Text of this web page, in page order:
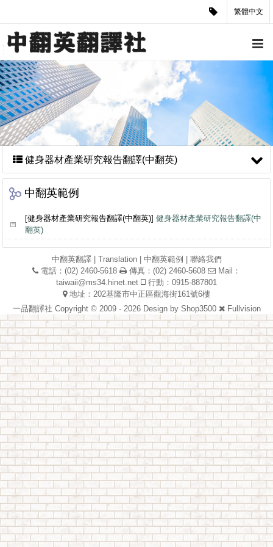
繁體中文
健身器材產業研究報告翻譯(中翻英)
中翻英範例
[健身器材產業研究報告翻譯(中翻英)] 健身器材產業研究報告翻譯(中
翻英)
中翻英翻譯| Translation| 中翻英範例
聯絡我們
電話：(02) 2460-5618
傳真：(02) 2460-5608
Mail：
taiwaii@ms34.hinet.net
行動：0915-887801
地址：202基隆市中正區觀海街161號6樓
一品翻譯社 Copyright © 2009 - 2026 Design by Shop3500 Fullvision